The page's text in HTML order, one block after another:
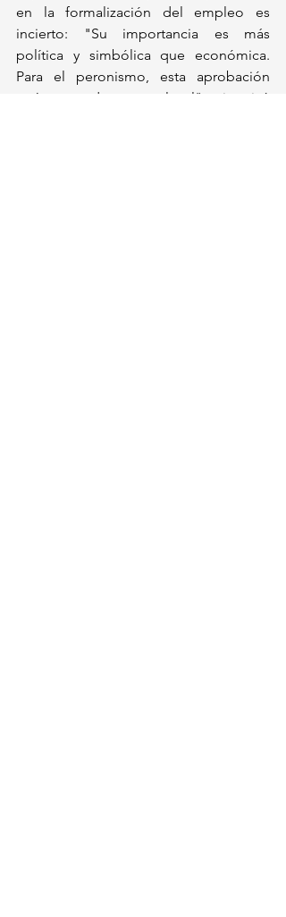
en la formalización del empleo es
incierto: "Su importancia es más
política y simbólica que económica.
Para el peronismo, esta aprobación
sería una derrota colosal", sintetizó